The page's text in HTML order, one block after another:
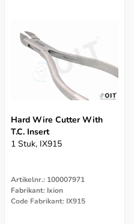
Hard Wire Cutter With
T.C. Insert
1 Stuk, IX915
Artikelnr.: 100007971
Fabrikant: Ixion
Code Fabrikant: IX915